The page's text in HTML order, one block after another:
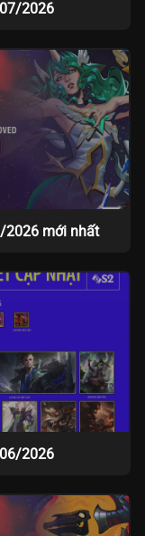
2026
2026 mới nhất
2026